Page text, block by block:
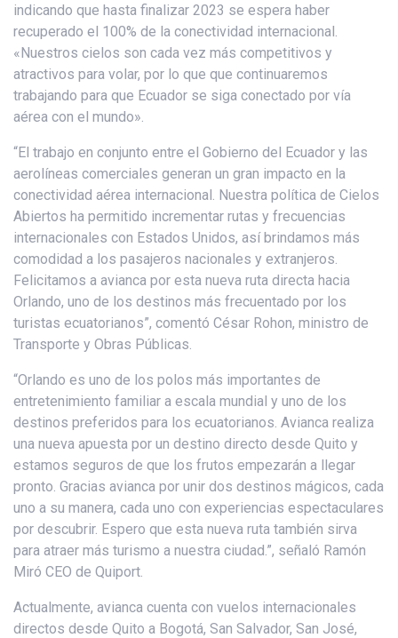
indicando que hasta finalizar 2023 se espera haber
recuperado el 100% de la conectividad internacional.
«Nuestros cielos son cada vez más competitivos y
atractivos para volar, por lo que que continuaremos
trabajando para que Ecuador se siga conectado por vía
aérea con el mundo».
“El trabajo en conjunto entre el Gobierno del Ecuador y las
aerolíneas comerciales generan un gran impacto en la
conectividad aérea internacional. Nuestra política de Cielos
Abiertos ha permitido incrementar rutas y frecuencias
internacionales con Estados Unidos, así brindamos más
comodidad a los pasajeros nacionales y extranjeros.
Felicitamos a avianca por esta nueva ruta directa hacia
Orlando, uno de los destinos más frecuentado por los
turistas ecuatorianos”, comentó César Rohon, ministro de
Transporte y Obras Públicas.
“Orlando es uno de los polos más importantes de
entretenimiento familiar a escala mundial y uno de los
destinos preferidos para los ecuatorianos. Avianca realiza
una nueva apuesta por un destino directo desde Quito y
estamos seguros de que los frutos empezarán a llegar
pronto. Gracias avianca por unir dos destinos mágicos, cada
uno a su manera, cada uno con experiencias espectaculares
por descubrir. Espero que esta nueva ruta también sirva
para atraer más turismo a nuestra ciudad.”, señaló Ramón
Miró CEO de Quiport.
Actualmente, avianca cuenta con vuelos internacionales
directos desde Quito a Bogotá, San Salvador, San José,